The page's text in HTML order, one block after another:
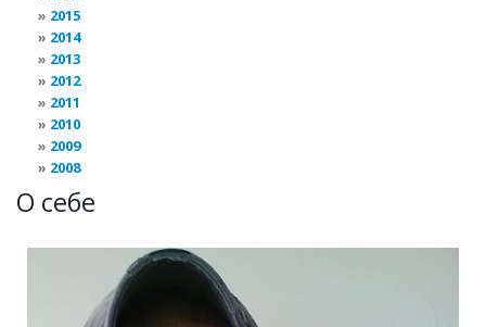
2015
2014
2013
2012
2011
2010
2009
2008
О себе